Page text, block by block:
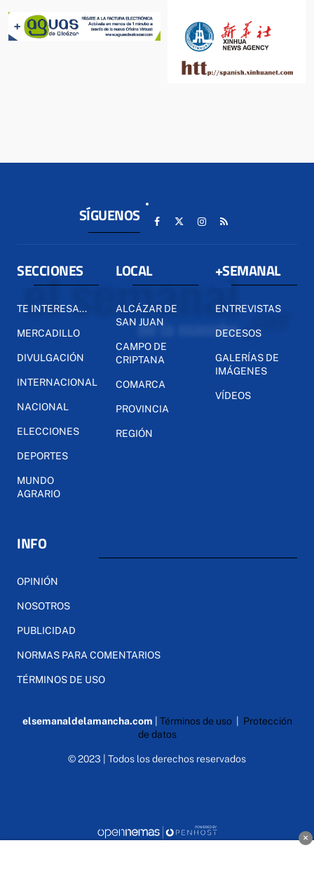
SÍGUENOS
SECCIONES
TE INTERESA...
MERCADILLO
DIVULGACIÓN
INTERNACIONAL
NACIONAL
ELECCIONES
DEPORTES
MUNDO
AGRARIO
LOCAL
ALCÁZAR DE
SAN JUAN
CAMPO DE
CRIPTANA
COMARCA
PROVINCIA
REGIÓN
+SEMANAL
ENTREVISTAS
DECESOS
GALERÍAS DE
IMÁGENES
VÍDEOS
INFO
OPINIÓN
NOSOTROS
PUBLICIDAD
NORMAS PARA COMENTARIOS
TÉRMINOS DE USO
elsemanaldelamancha.com Términos de uso| Protección
de datos
© 2023 | Todos los derechos reservados
×